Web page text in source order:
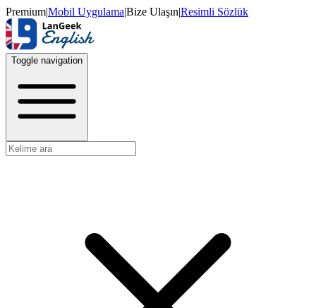
Premium|Mobil Uygulama|Bize Ulaşın|Resimli Sözlük
Toggle navigation